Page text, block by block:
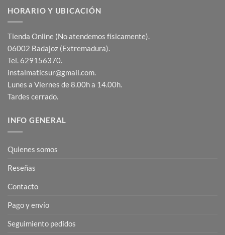
HORARIO Y UBICACIÓN
Tienda Online (No atendemos físicamente).
06002 Badajoz (Extremadura).
Tel. 629156370.
instalmaticsur@gmail.com.
Lunes a Viernes de 8.00h a 14.00h.
Tardes cerrado.
INFO GENERAL
Quienes somos
Reseñas
Contacto
Pago y envío
Seguimiento pedidos